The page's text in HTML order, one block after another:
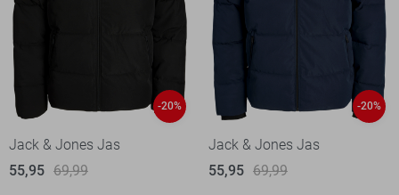
-20%
Jack & Jones Jas
55,95 69,99
-20%
Jack & Jones Jas
55,95 69,99